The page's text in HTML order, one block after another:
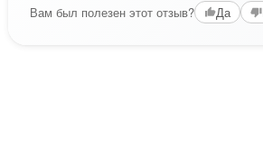
Вам был полезен этот отзыв? Да